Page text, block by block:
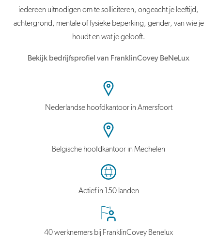
iedereen uitnodigen om te solliciteren, ongeacht je leeftijd,
achtergrond, mentale of fysieke beperking, gender, van wie je
houdt en wat je gelooft.
Bekijk bedrijfsprofiel van FranklinCovey BeNeLux
Nederlandse hoofdkantoor in Amersfoort
Belgische hoofdkantoor in Mechelen
Actief in 150 landen
40 werknemers bij FranklinCovey Benelux